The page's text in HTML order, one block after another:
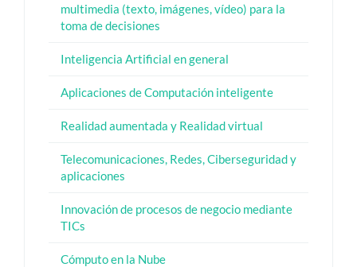
multimedia (texto, imágenes, vídeo) para la
toma de decisiones
Inteligencia Artificial en general
Aplicaciones de Computación inteligente
Realidad aumentada y Realidad virtual
Telecomunicaciones, Redes, Ciberseguridad y
aplicaciones
Innovación de procesos de negocio mediante
TICs
Cómputo en la Nube